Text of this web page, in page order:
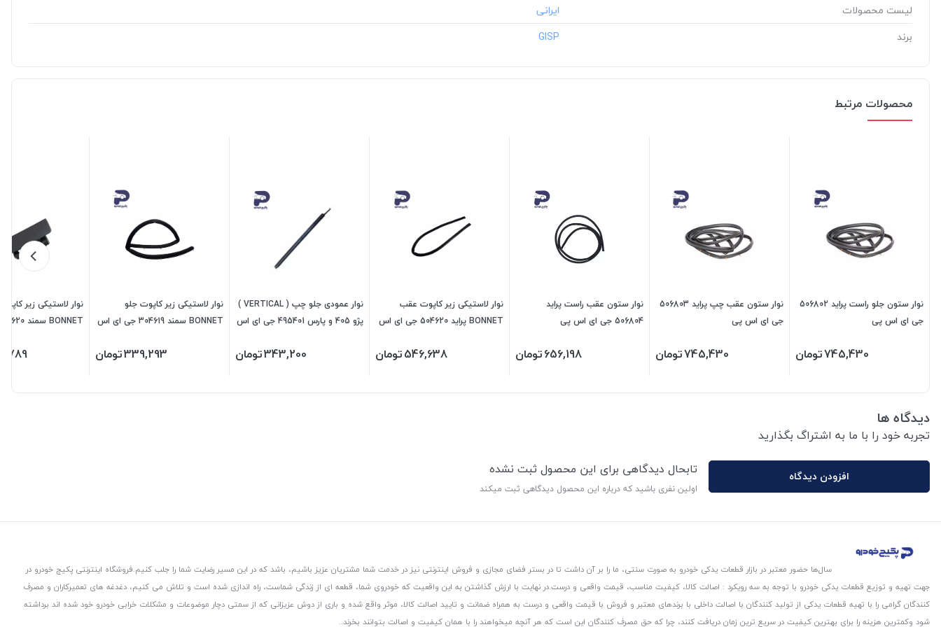
لیست محصولات
برند
‎GISP
محصولات مرتبط
نوار ستون جلو راست پراید 506802
جی ای اس پی
745,430تومان
نوار ستون عقب چپ پراید 506803
جی ای اس پی
745,430تومان
نوار ستون عقب راست پراید
506804 جی ای اس پی
656,198تومان
نوار لاستیکی زیر کاپوت عقب
BONNET پراید 504620 جی ای اس
546,638تومان
نوار عمودی جلو چپ ( VERTICAL )
پژو 405 و پارس 495401 جی ای اس
343,200تومان
نوار لاستیکی زیر کاپوت جلو
BONNET سمند 304619 جی ای اس
339,293تومان
نوار لاستیکی زیر
دیدگاه ها
تجربه خود را با ما به اشتراگ بگذارید
افزودن دیدگاه تابحال دیدگاهی برای این محصول ثبت نشده
اولین نفری باشید که درباره این محصول دیدگاهی ثبت میکند
سال‌ها حضور معتبر در بازار قطعات یدکی خودرو به صورت سنتی، ما را بر آن داشت تا در بستر فضای مجازی و فروش اینترنتی نیز در خدمت شما مشتریان عزیز باشیم، باشد که در این مسیر رضایت شما را جلب کنیم.فروشگاه اینترنتی پکیج خودرو در
جهت تهیه و توزیع قطعات یدکی خودرو با توجه به سه رویکرد : اصالت کالا، کیفیت مناسب، قیمت واقعی و درست.در نهایت با ارزش گذاشتن به این واقعیت که خودروی شما، قطعه ای از زندگی شماست، راه اندازی شده است و تلاش می کنیم، دغدغه های تعمیرکاران و مصرف
کنندگان گرامی را با تهیه قطعات یدکی از تولید کنندگان با اصالت داخلی با برندهای معتبر و فروش با قیمت واقعی و درست به همراه ضمانت و تایید اصالت کالا، موثر واقع شده و باری از دوش عزیزانی که از سمتی دچار موضوعات و مشکلات خرابی خودرو خود شده اند برداشته
شود و‌کمترین هزینه را برای بهترین کیفیت در سریع ترین زمان دریافت کنند، چرا که حق مصرف کنندگان این است که هر آنچه میخواهند را با همان کیفیت و اصالت بتوانند بخرند..